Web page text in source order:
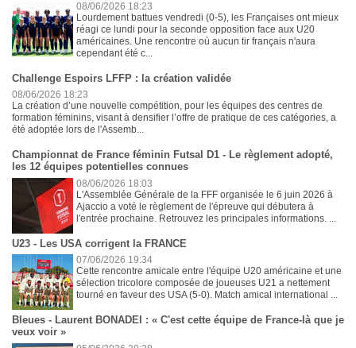
08/06/2026 18:23
Lourdement battues vendredi (0-5), les Françaises ont mieux
réagi ce lundi pour la seconde opposition face aux U20
américaines. Une rencontre où aucun tir français n'aura
cependant été c...
Challenge Espoirs LFFP : la création validée
08/06/2026 18:23
La création d’une nouvelle compétition, pour les équipes des centres de
formation féminins, visant à densifier l’offre de pratique de ces catégories, a
été adoptée lors de l'Assemb...
Championnat de France féminin Futsal D1 - Le règlement adopté,
les 12 équipes potentielles connues
08/06/2026 18:03
L'Assemblée Générale de la FFF organisée le 6 juin 2026 à
Ajaccio a voté le règlement de l'épreuve qui débutera à
l'entrée prochaine. Retrouvez les principales informations. ...
U23 - Les USA corrigent la FRANCE
07/06/2026 19:34
Cette rencontre amicale entre l'équipe U20 américaine et une
sélection tricolore composée de joueuses U21 a nettement
tourné en faveur des USA (5-0). Match amical international ...
Bleues - Laurent BONADEI : « C'est cette équipe de France-là que je
veux voir »